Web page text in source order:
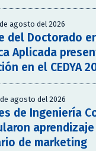
agosto del 2026
del Doctorado
Aplicada
en el CEDYA
agosto del 2026
de Ingeniería
de marketing